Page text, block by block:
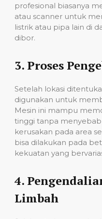
profesional biasanya
atau scanner untuk
listrik atau pipa lain di
dibor.
3. Proses
Setelah lokasi
digunakan untuk
Mesin ini mampu
tinggi tanpa
kerusakan pada area
bisa dilakukan pada
kekuatan yang
4.
Limbah